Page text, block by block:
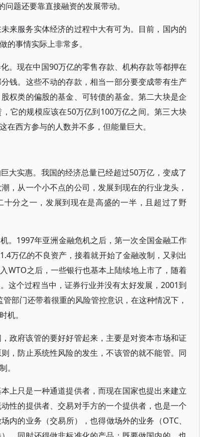
题还要靠直接融资的发展带动。
来服务实体经济的过程中大有可为。目前，国内的
的事情实际上非常多。
。现在中国90万亿的零售存款、机构存款等都押在
钱。这些不动的存款，相当一部分要变成带有生产
权类的偏股的基金、可转债的基金。第二大块是企
它的规模应该在50万亿到100万亿之间。第三大块
西方参与的人数并不多，但能量巨大。
大实惠。我国的经济总量已经超过50万亿，变成了
，从一个小不点的公司，发展到现在的行业龙头，
分之一，发展到现在是高盛的一半，且超过了野
。1997年亚洲金融危机之后，第一次全国金融工作
万亿的不良资产，接着就开始了金融改制，又剥出
WTO之后，一些银行也基本上陆续地上市了，随着
这个过程当中，证券行业并没有太好发展，2001到
部门还带着很重的风险管控意识，在这种情况下，
机。
政府该管的要好好管起来，主要是对资本市场和证
，防止系统性风险的发生，不该管的就不能管。同
。
上只是一种通道提供者，而现在国家也提出来建立
性的提供者、交易对手方的一个提供者，也是一个
内的业务（交易所），也得做场外的业务（OTC、